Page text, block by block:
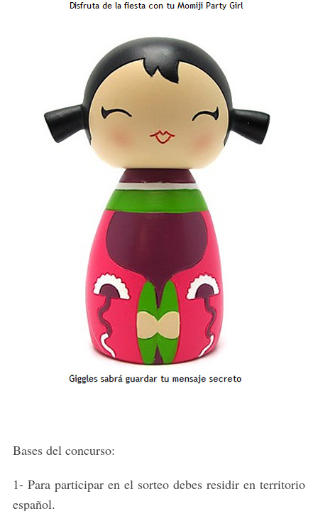
Bases del concurso:
1- Para participar en el sorteo debes residir en territorio
español.